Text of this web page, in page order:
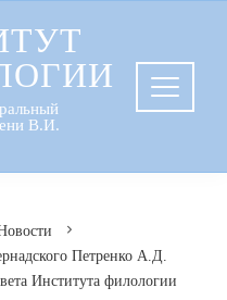
В.И.
Петренко А.Д.
Института филологии